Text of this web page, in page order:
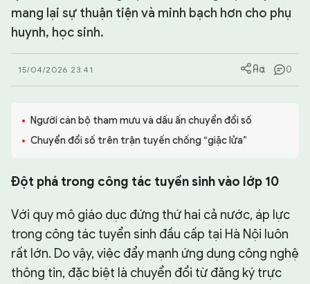
TƯ LIỆU
mang lại sự thuận tiện và minh bạch hơn cho phụ
huynh, học sinh.
15/04/2026 23:41 0
Người cán bộ tham mưu và dấu ấn chuyển đổi số
Chuyển đổi số trên trận tuyến chống “giặc lửa”
Đột phá trong công tác tuyển sinh vào lớp 10
Với quy mô giáo dục đứng thứ hai cả nước, áp lực
trong công tác tuyển sinh đầu cấp tại Hà Nội luôn
rất lớn. Do vậy, việc đẩy mạnh ứng dụng công nghệ
thông tin, đặc biệt là chuyển đổi từ đăng ký trực